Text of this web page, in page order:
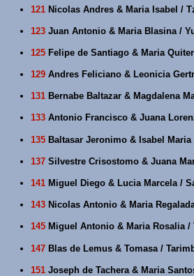
121 Nicolas Andres & Maria Isabel /
123 Juan Antonio & Maria Blasina /
125 Felipe de Santiago & Maria
129 Andres Feliciano & Leonicia
131 Bernabe Baltazar & Magdalena
133 Antonio Francisco & Juana
135 Baltasar Jeronimo & Isabel Maria
137 Silvestre Crisostomo & Juana
141 Miguel Diego & Lucia Marcela /
143 Nicolas Antonio & Maria
145 Miguel Antonio & Maria Rosalia /
147 Blas de Lemus & Tomasa /
151 Joseph de Tachera & Maria